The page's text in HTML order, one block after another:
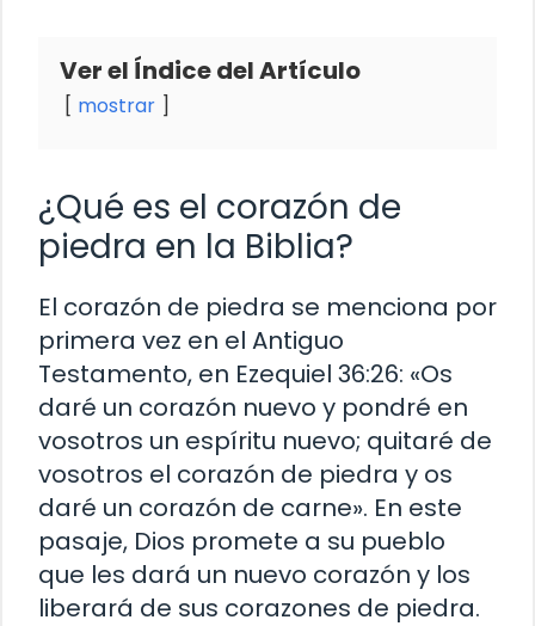
Ver el Índice del Artículo
mostrar
¿Qué es el corazón de
piedra en la Biblia?
El corazón de piedra se menciona por
primera vez en el Antiguo
Testamento, en Ezequiel 36:26: «Os
daré un corazón nuevo y pondré en
vosotros un espíritu nuevo; quitaré de
vosotros el corazón de piedra y os
daré un corazón de carne». En este
pasaje, Dios promete a su pueblo
que les dará un nuevo corazón y los
liberará de sus corazones de piedra.